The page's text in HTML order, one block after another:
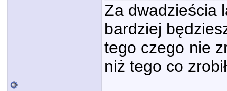
Za dwadzieścia
bardziej
tego czego nie
niż tego co